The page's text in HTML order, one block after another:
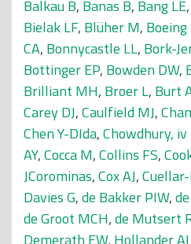
Balkau B, Banas B, Bang LE,
Bielak LF, Blüher M, Boeing
CA, Bonnycastle LL, Bork-
Bottinger EP, Bowden DW,
Brilliant MH, Broer L, Burt
Carey DJ,Caulfield MJ,
Chen Y-DIda,Chowdhury, iv
AY,Cocca M,Collins FS,
JCorominas,Cox AJ,
Davies G,de Bakker PIW,
de Groot MCH,de Mutsert
Demerath EW, Hollander